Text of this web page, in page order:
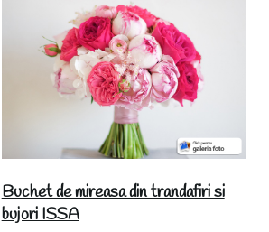
Buchet de mireasa din trandafiri si
bujori ISSA